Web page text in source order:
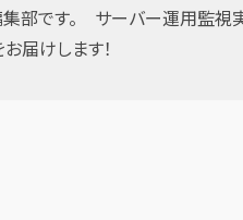
部です。 サーバー運用監視
届けします！